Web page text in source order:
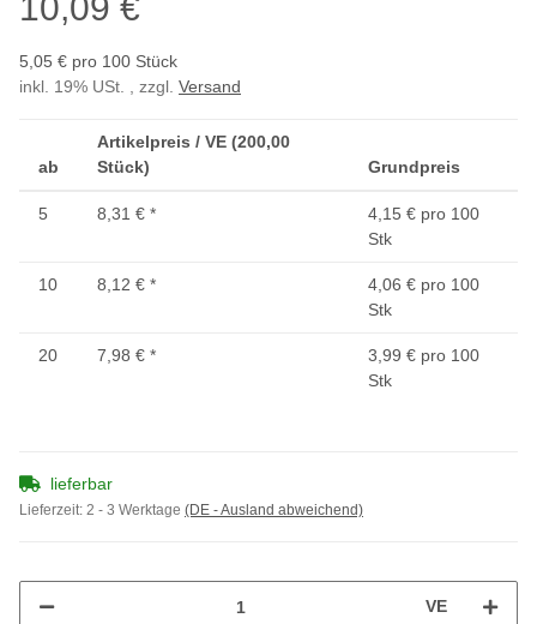
5,05 € pro 100 Stück
inkl. 19% USt. , zzgl. Versand
ab
Artikelpreis / VE (200,00
Stück)
Grundpreis
5 8,31 € *
4,15 € pro 100
Stk
10 8,12 € *
4,06 € pro 100
Stk
20 7,98 € *
3,99 € pro 100
Stk
lieferbar
Lieferzeit: 2 - 3 Werktage (DE - Ausland abweichend)
VE